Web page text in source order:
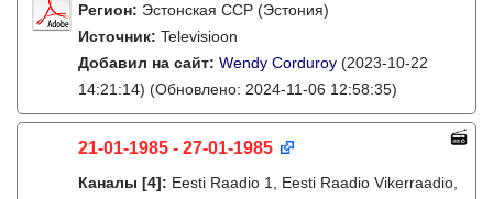
Регион: Эстонская ССР (Эстония)
Источник: Televisioon
Добавил на сайт: Wendy Corduroy (2023-10-22
14:21:14) (Обновлено: 2024-11-06 12:58:35)
21-01-1985 - 27-01-1985
Каналы [4]: Eesti Raadio 1, Eesti Raadio Vikerraadio,